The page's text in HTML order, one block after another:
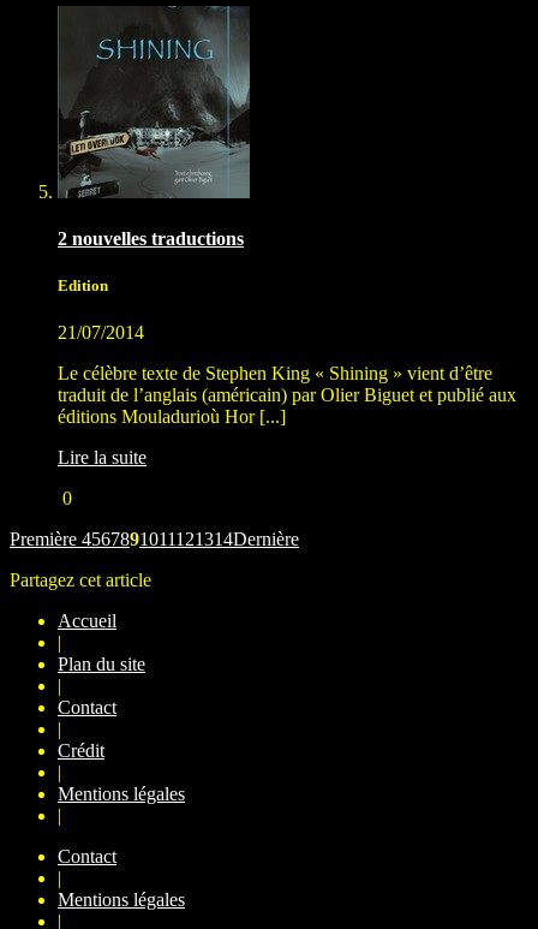
2 nouvelles traductions
Edition
21/07/2014
Le célèbre texte de Stephen King « Shining » vient d’être
traduit de l’anglais (américain) par Olier Biguet et publié aux
éditions Mouladurioù Hor [...]
Lire la suite
0
Première 4567891011121314Dernière
Partagez cet article
Accueil
|
Plan du site
|
Contact
|
Crédit
|
Mentions légales
|
Contact
|
Mentions légales
|